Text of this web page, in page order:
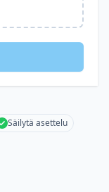
Säilytä asettelu